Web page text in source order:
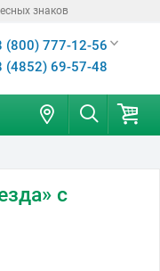
знаков
(800) 777-12-56
(4852) 69-57-48
с